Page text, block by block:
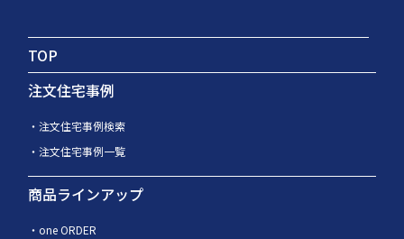
TOP
注文住宅事例
注文住宅事例検索
注文住宅事例一覧
商品ラインアップ
one ORDER